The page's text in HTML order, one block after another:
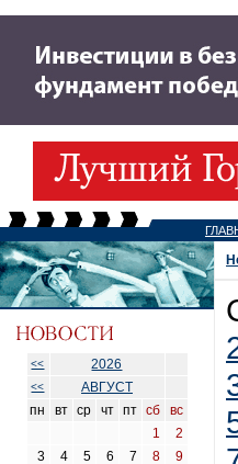
<< 2026
<<
АВГУСТ
пн
вт ср чт пт сб
вс
1
2
3
4 5 6 7 8
9